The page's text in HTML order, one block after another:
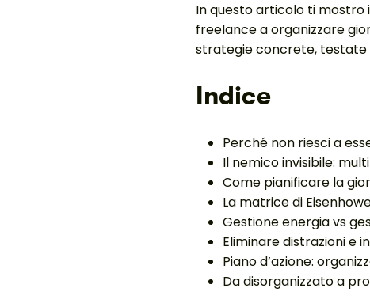
In questo articolo ti mostro
freelance a organizzare
strategie concrete, testate
Indice
Perché non riesci a
Il nemico invisibile:
Come pianificare la
La matrice di
Gestione energia vs
Eliminare distrazioni e
Piano d’azione:
Da disorganizzato a